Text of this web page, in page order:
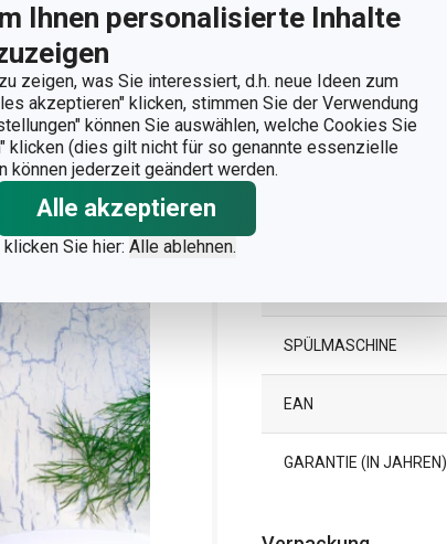
Ihnen personalisierte Inhalte
zeigen, was Sie interessiert, d.h. neue Ideen zum
akzeptieren" klicken, stimmen Sie der Verwendung
können Sie auswählen, welche Cookies Sie
klicken (dies gilt nicht für so genannte essenzielle
können jederzeit geändert werden.
Alle akzeptieren
Sie hier: Alle ablehnen.
MATERIAL
PRODUKTART
SPÜLMASCHINE
EAN
GARANTIE (IN JAHREN)